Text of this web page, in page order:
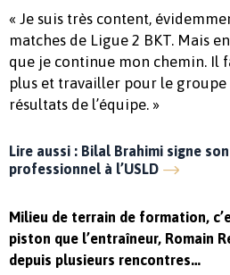
« Je suis très content,
matches de Ligue 2 BKT. Mais
que je continue mon chemin. Il
plus et travailler pour le
résultats de l’équipe. »
Lire aussi : Bilal Brahimi signe
professionnel à l’USLD
Milieu de terrain de formation,
piston que l’entraîneur, Romain
depuis plusieurs rencontres…